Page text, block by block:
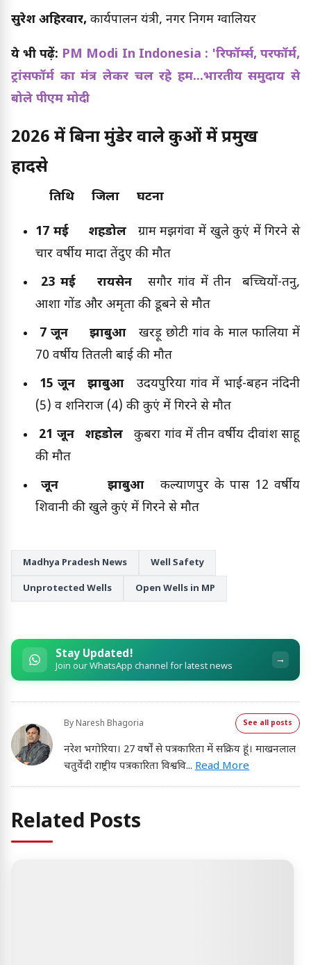
सुरेश अहिरवार, कार्यपालन यंत्री, नगर निगम ग्वालियर
ये भी पढ़ें: PM Modi In Indonesia : 'रिफॉर्म्स, परफॉर्म,
ट्रांसफॉर्म का मंत्र लेकर चल रहे हम...भारतीय समुदाय से
बोले पीएम मोदी
2026 में बिना मुंडेर वाले कुओं में प्रमुख
हादसे
तिथि जिला घटना
17 मई शहडोल
ग्राम मझगंवा में खुले कुएं में गिरने से
चार वर्षीय मादा तेंदुए की मौत
23 मई रायसेनसगौर गांव में तीन बच्चियों-तनु,
आशा गोंड और अमृता की डूबने से मौत
7 जून झाबुआखरड़ू छोटी गांव के माल फालिया में
70 वर्षीय तितली बाई की मौत
15 जून झाबुआउदयपुरिया गांव में भाई-बहन नंदिनी
(5) व शनिराज (4) की कुएं में गिरने से मौत
21 जून शहडोल कुबरा गांव में तीन वर्षीय दीवांश साहू
की मौत
जून झाबुआ
कल्याणपुर के पास 12 वर्षीय
शिवानी की खुले कुएं में गिरने से मौत
Madhya Pradesh News Well Safety
Unprotected Wells Open Wells in MP
Stay Updated!
Join our WhatsApp channel for latest news →
By Naresh Bhagoria See all posts
नरेश भगोरिया। 27 वर्षों से पत्रकारिता में सक्रिय हूं। माखनलाल
चतुर्वेदी राष्ट्रीय पत्रकारिता विश्ववि... Read More
Related Posts